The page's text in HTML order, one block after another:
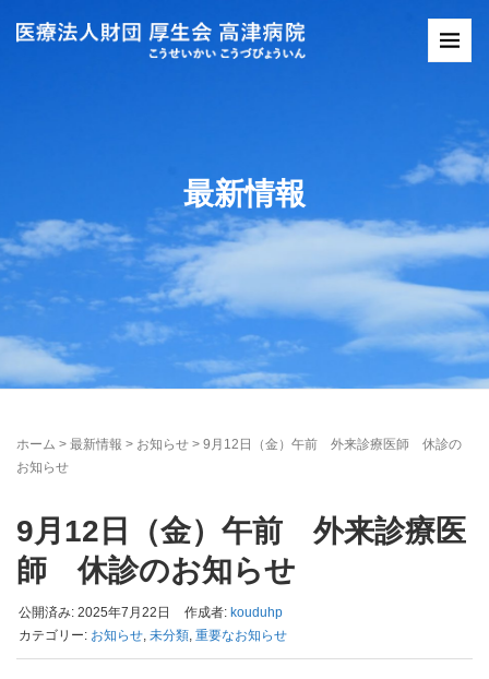
最新情報
ホーム > 最新情報 > お知らせ > 9月12日（金）午前 外来診療医師 休診の
お知らせ
9月12日（金）午前 外来診療医
師 休診のお知らせ
公開済み: 2025年7月22日 作成者: kouduhp
カテゴリー: お知らせ,未分類,重要なお知らせ